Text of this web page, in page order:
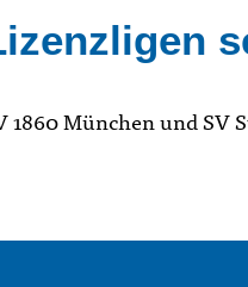
München und